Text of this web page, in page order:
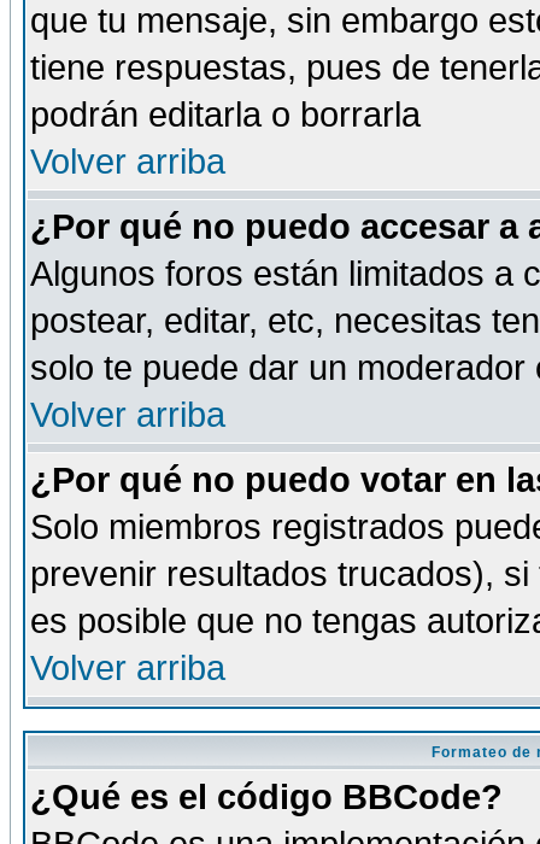
que tu mensaje, sin embargo
tiene respuestas, pues de
podrán editarla o borrarla
Volver arriba
¿Por qué no puedo accesar a
Algunos foros están limitados a
postear, editar, etc, necesitas
solo te puede dar un
Volver arriba
¿Por qué no puedo votar en
Solo miembros registrados
prevenir resultados trucados),
es posible que no tengas
Volver arriba
Formateo de
¿Qué es el código BBCode?